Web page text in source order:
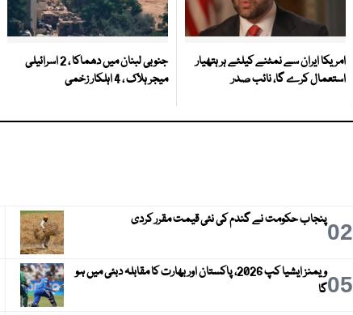
امریکا ایران سے نمٹنے کیلئے ہر ہتھیار
استعمال کرے گا، نائب صدر
جنوبی لبنان میں دھماکا ، 2 اسرائیلی
میجر ہلاک ، 4 اہلکار زخمی
02پنجاب حکومت نے گندم کی نئی قیمت مقرر کردی
05
ویمنز ایشیا کپ 2026، پاکستان اور بھارت کا مقابلہ دبئی میں ہو
گا